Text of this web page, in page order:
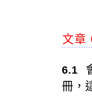
文章
6.1
冊，